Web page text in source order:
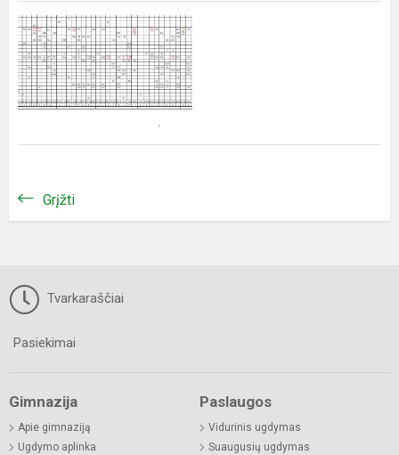
Grįžti
Tvarkaraščiai
Pasiekimai
Gimnazija
Apie gimnaziją
Ugdymo aplinka
Paslaugos
Vidurinis ugdymas
Suaugusių ugdymas